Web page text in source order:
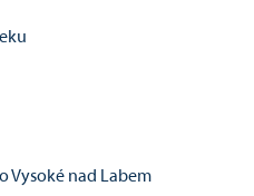
Vysoké nad Labem